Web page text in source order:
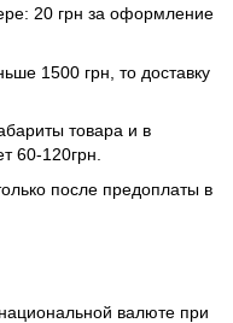
20 грн за оформление
1500 грн, то доставку
товара и в
60-120грн.
после предоплаты в
валюте при